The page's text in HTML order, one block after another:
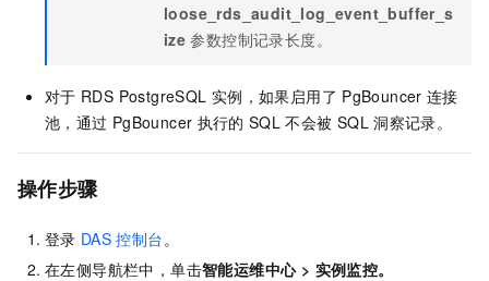
loose_rds_audit_log_event_buffer_s
ize 参数控制记录长度。
对于 RDS PostgreSQL 实例，如果启用了 PgBouncer 连接
池，通过 PgBouncer 执行的 SQL 不会被 SQL 洞察记录。
操作步骤
登录 DAS 控制台 。
在左侧导航栏中，单击智能运维中心> 实例监控。